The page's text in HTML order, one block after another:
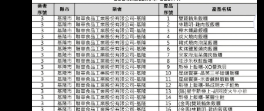
食藥 署今天晚間公布首波明細清單，包括聯華
食品代工的林聰明、阜杭等多款超商食品，還有
味 全、廣達香等醬料、香鬆都上榜。 中聯「大
豆沙拉油」致癌物苯駢芘超標，共1300公噸流
向泰山、福壽及福懋等，共18項受影 響產品、
共計30批號，受害業者為360家，衛生福利部食
品藥物管理署今天公布，已掌握331 家、追蹤中